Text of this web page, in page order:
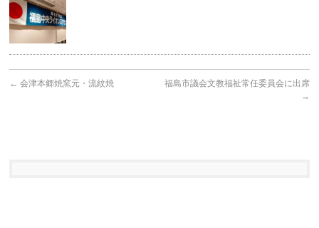
← 会津本郷焼窯元・流紋焼
福島市議会文教福祉常任委員会に出席
→